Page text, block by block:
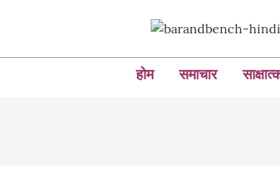
होम समाचार